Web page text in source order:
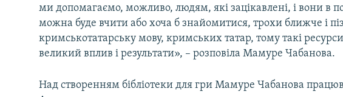
ми допомагаємо, можливо, людям, які зацікавлені, і вони в
можна буде вчити або хоча б знайомитися, трохи ближче і
кримськотатарську мову, кримських татар, тому такі
великий вплив і результати», – розповіла Мамуре Чабанова.
Над створенням бібліотеки для гри Мамуре Чабанова